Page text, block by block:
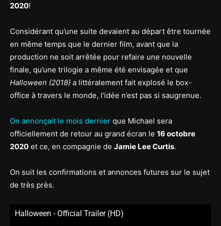
2020!
Considérant qu’une suite devaient au départ être tournée
en même temps que le dernier film, avant que la
production ne soit arrêtée pour refaire une nouvelle
finale, qu’une trilogie a même été envisagée et que
Halloween (2018) a littéralement fait explosé le box-
office à travers le monde, l’idée n’est pas si saugrenue.
On annonçait le mois dernier que Michael sera
officiellement de retour au grand écran le 16 octobre
2020 et ce, en compagnie de Jamie Lee Curtis.
On suit les confirmations et annonces futures sur le sujet
de très près.
Halloween - Official Trailer (HD)